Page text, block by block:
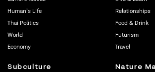
Human’s Life
Thai Politics
World
Economy
Relationships
Food & Drink
Futurism
Travel
Subculture Nature